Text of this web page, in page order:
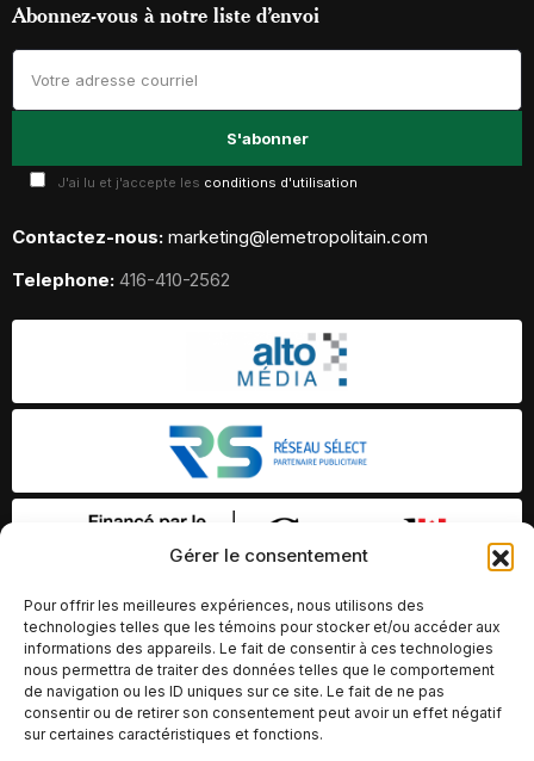
Gérer le consentement
Pour offrir les meilleures expériences, nous utilisons des
technologies telles que les témoins pour stocker et/ou accéder aux
informations des appareils. Le fait de consentir à ces technologies
nous permettra de traiter des données telles que le comportement
de navigation ou les ID uniques sur ce site. Le fait de ne pas
consentir ou de retirer son consentement peut avoir un effet négatif
sur certaines caractéristiques et fonctions.
Abonnez-vous à notre liste d’envoi
J'ai lu et j'accepte les conditions d'utilisation
Contactez-nous: marketing@lemetropolitain.com
Telephone: 416-410-2562